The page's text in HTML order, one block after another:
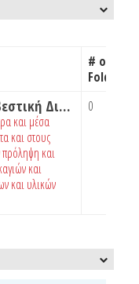
# of
Folders
Εμπόριο (8_2016 Πυροσβεστική Διάταξη)
και μέσα
και στους
και
και
και υλικών
0